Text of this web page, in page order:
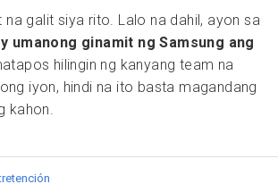
galit siya rito. Lalo na dahil, ayon sa
umanong ginamit ng Samsung ang
hilingin ng kanyang team na
iyon, hindi na ito basta magandang
kahon.